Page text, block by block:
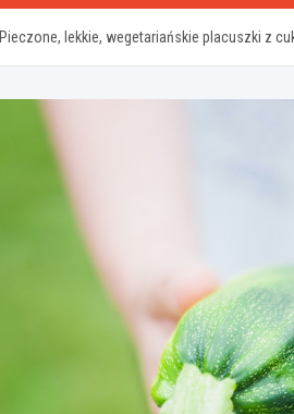
Pieczone, lekkie, wegetariańskie placuszki z